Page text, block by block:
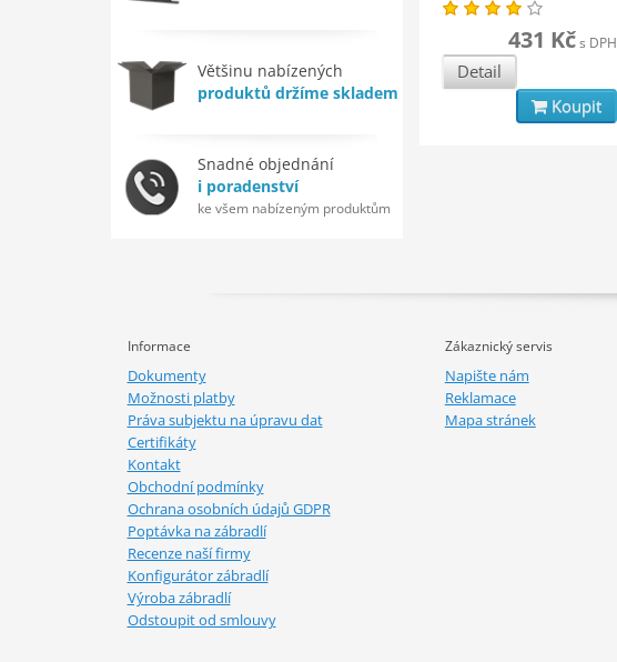
Většinu nabízených
produktů držíme skladem
Snadné objednání
i poradenství
ke všem nabízeným produktům
431 Kčs DPH
Detail
Koupit
Informace
Dokumenty
Možnosti platby
Práva subjektu na úpravu dat
Certifikáty
Kontakt
Obchodní podmínky
Ochrana osobních údajů GDPR
Poptávka na zábradlí
Recenze naší firmy
Konfigurátor zábradlí
Výroba zábradlí
Odstoupit od smlouvy
Zákaznický servis
Napište nám
Reklamace
Mapa stránek